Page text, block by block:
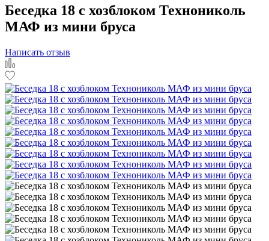
Беседка 18 с хозблоком Технониколь
МАФ из мини бруса
Написать отзыв